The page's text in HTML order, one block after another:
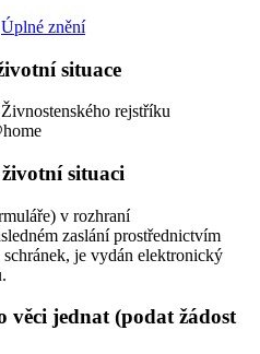
Úplné znění
situace
rejstříku
situaci
v rozhraní
zaslání prostřednictvím
je vydán elektronický
věci jednat (podat žádost